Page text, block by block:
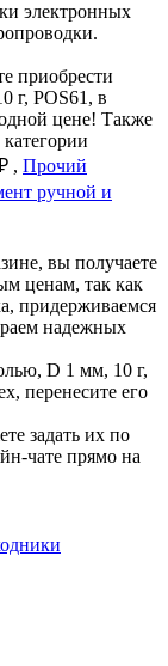
электронных
приобрести
г, POS61, в
цене! Также
, Прочий
ручной и
вы получаете
ценам, так как
придерживаемся
надежных
D 1 мм, 10 г,
перенесите его
задать их по
чате прямо на